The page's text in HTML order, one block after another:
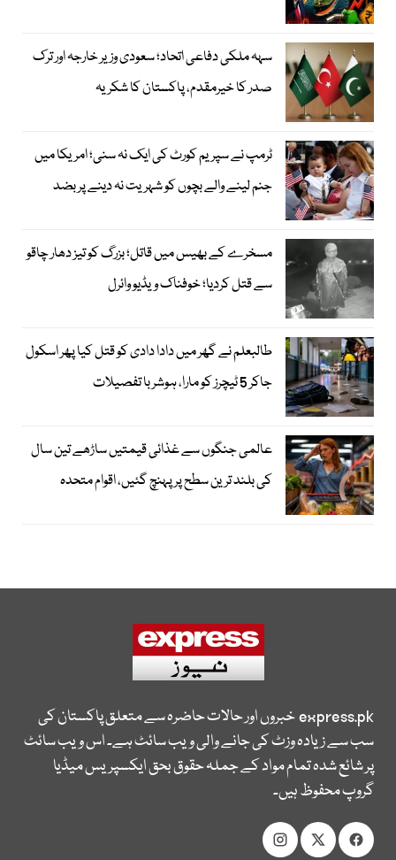
سہہ ملکی دفاعی اتحاد؛ سعودی وزیر خارجہ اور ترک
صدر کا خیرمقدم، پاکستان کا شکریہ
ٹرمپ نے سپریم کورٹ کی ایک نہ سنی؛ امریکا میں
جنم لینے والے بچوں کو شہریت نہ دینے پر بضد
مسخرے کے بھیس میں قاتل؛ بزرگ کو تیز دھار چاقو
سے قتل کردیا؛ خوفناک ویڈیو وائرل
طالبعلم نے گھر میں دادا دادی کو قتل کیا پھر اسکول
جاکر 5 ٹیچرز کو مارا، ہوشربا تفصیلات
عالمی جنگوں سے غذائی قیمتیں ساڑھے تین سال
کی بلند ترین سطح پر پہنچ گئیں، اقوام متحدہ
express.pkخبروں اور حالات حاضرہ سے متعلق پاکستان کی
سب سے زیادہ وزٹ کی جانے والی ویب سائٹ ہے۔ اس ویب سائٹ
پر شائع شدہ تمام مواد کے جملہ حقوق بحق ایکسپریس میڈیا
گروپ محفوظ ہیں۔